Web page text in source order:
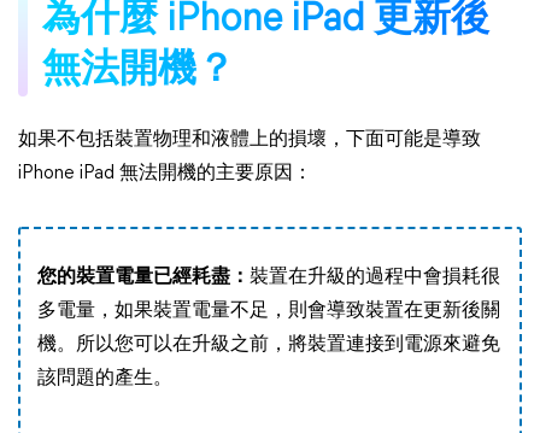
為什麼 iPhone iPad 更新後
無法開機？
如果不包括裝置物理和液體上的損壞，下面可能是導致
iPhone iPad 無法開機的主要原因：
您的裝置電量已經耗盡： 裝置在升級的過程中會損耗很
多電量，如果裝置電量不足，則會導致裝置在更新後關
機。所以您可以在升級之前，將裝置連接到電源來避免
該問題的產生。